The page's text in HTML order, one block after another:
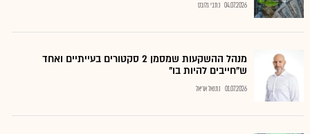
04.07.2026 כתבי גלובס
מנהל ההשקעות שמסמן 2 סקטורים בעייתיים ואחד
ש"חייבים להיות בו"
01.07.2026 נתנאל אריאל